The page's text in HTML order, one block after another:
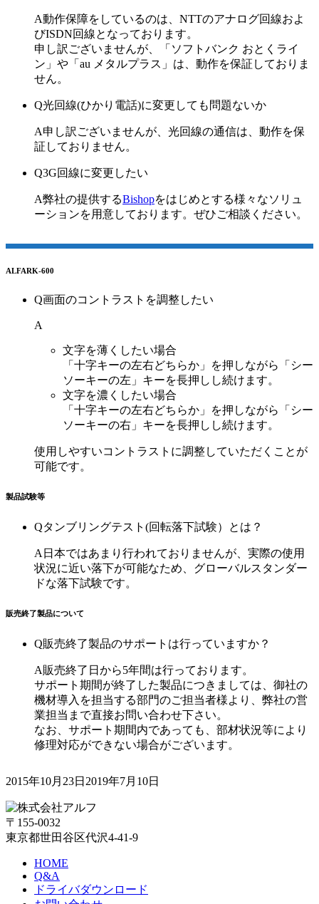
A動作保障をしているのは、NTTのアナログ回線およ
びISDN回線となっております。
申し訳ございませんが、「ソフトバンク おとくライ
ン」や「au メタルプラス」は、動作を保証しておりま
せん。
Q光回線(ひかり電話)に変更しても問題ないか
A申し訳ございませんが、光回線の通信は、動作を保
証しておりません。
Q3G回線に変更したい
A弊社の提供するBishopをはじめとする様々なソリュ
ーションを用意しております。ぜひご相談ください。
ALFARK-600
Q画面のコントラストを調整したい
A
文字を薄くしたい場合
「十字キーの左右どちらか」を押しながら「シー
ソーキーの左」キーを長押しし続けます。
文字を濃くしたい場合
「十字キーの左右どちらか」を押しながら「シー
ソーキーの右」キーを長押しし続けます。
使用しやすいコントラストに調整していただくことが
可能です。
製品試験等
Qタンブリングテスト(回転落下試験）とは？
A 日本ではあまり行われておりませんが、実際の使用
状況に近い落下が可能なため、グローバルスタンダー
ドな落下試験です。
販売終了製品について
Q販売終了製品のサポートは行っていますか？
A販売終了日から5年間は行っております。
サポート期間が終了した製品につきましては、御社の
機材導入を担当する部門のご担当者様より、弊社の営
業担当まで直接お問い合わせ下さい。
なお、サポート期間内であっても、部材状況等により
修理対応ができない場合がございます。
2015年10月23日 2019年7月10日
〒155-0032
東京都世田谷区代沢4-41-9
HOME
Q&A
ドライバダウンロード